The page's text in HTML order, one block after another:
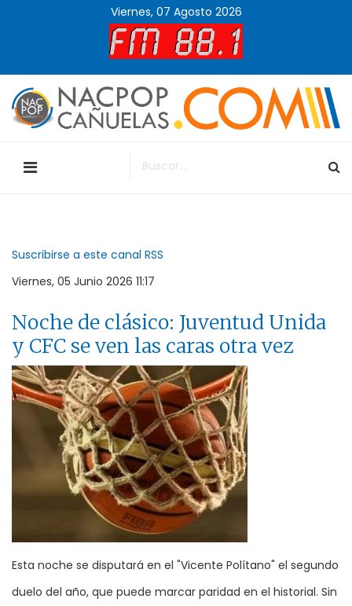
Viernes, 07 Agosto 2026
Suscribirse a este canal RSS
Viernes, 05 Junio 2026 11:17
Noche de clásico: Juventud Unida
y CFC se ven las caras otra vez
Esta noche se disputará en el "Vicente Polítano" el segundo
duelo del año, que puede marcar paridad en el historial. Sin